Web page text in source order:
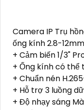
Camera IP Trụ
ống kính 2.8-12mm
+ Cảm biến 1/3"
+ Ống kính có thể
+ Chuẩn nén
+ Hỗ trợ 3 luồng
+ Độ nhạy sáng